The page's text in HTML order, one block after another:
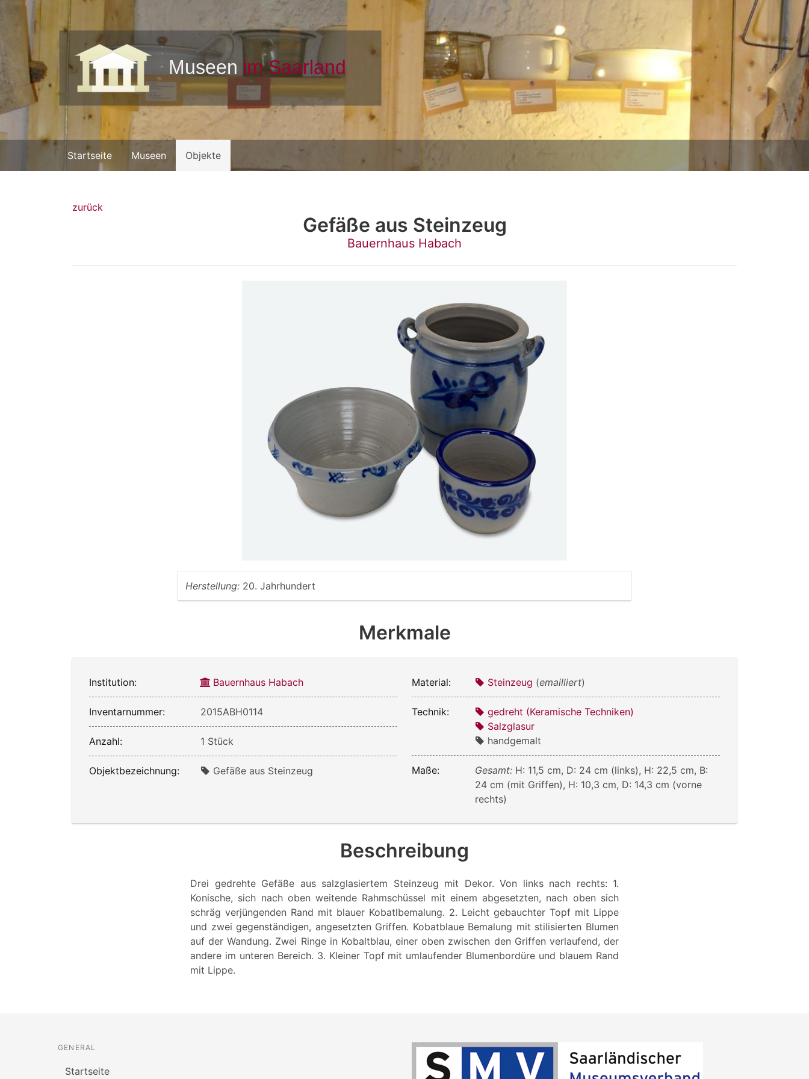
Startseite Museen Objekte
zurück
Gefäße aus Steinzeug
Bauernhaus Habach
Herstellung: 20. Jahrhundert
Merkmale
Institution: Bauernhaus Habach
Inventarnummer: 2015ABH0114
Anzahl: 1 Stück
Objektbezeichnung: Gefäße aus Steinzeug
Material: Steinzeug (emailliert)
Technik:
gedreht (Keramische Techniken)
Salzglasur
handgemalt
Maße: Gesamt: H: 11,5 cm, D: 24 cm (links), H: 22,5 cm, B:
24 cm (mit Griffen), H: 10,3 cm, D: 14,3 cm (vorne
rechts)
Beschreibung
Drei gedrehte Gefäße aus salzglasiertem Steinzeug mit Dekor. Von links nach rechts: 1.
Konische, sich nach oben weitende Rahmschüssel mit einem abgesetzten, nach oben sich
schräg verjüngenden Rand mit blauer Kobatlbemalung. 2. Leicht gebauchter Topf mit Lippe
und zwei gegenständigen, angesetzten Griffen. Kobatblaue Bemalung mit stilisierten Blumen
auf der Wandung. Zwei Ringe in Kobaltblau, einer oben zwischen den Griffen verlaufend, der
andere im unteren Bereich. 3. Kleiner Topf mit umlaufender Blumenbordüre und blauem Rand
mit Lippe.
GENERAL
Startseite